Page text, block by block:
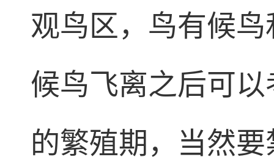
观鸟区，鸟有候
候鸟飞离之后可
的繁殖期，当然